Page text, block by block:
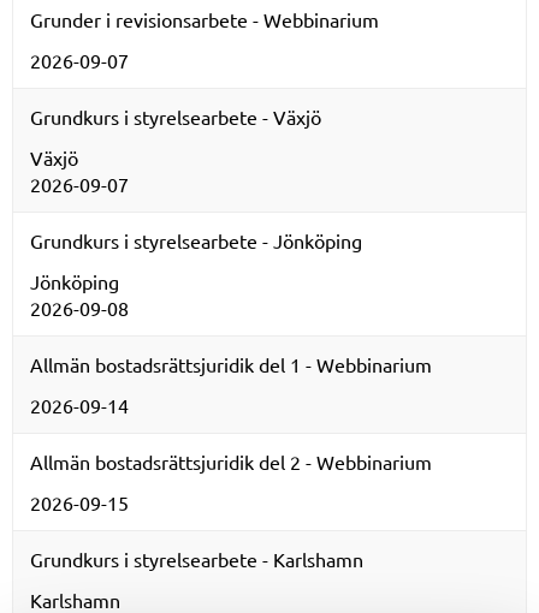
Grunder i revisionsarbete - Webbinarium
2026-09-07
Grundkurs i styrelsearbete - Växjö
Växjö
2026-09-07
Grundkurs i styrelsearbete - Jönköping
Jönköping
2026-09-08
Allmän bostadsrättsjuridik del 1 - Webbinarium
2026-09-14
Allmän bostadsrättsjuridik del 2 - Webbinarium
2026-09-15
Grundkurs i styrelsearbete - Karlshamn
Karlshamn